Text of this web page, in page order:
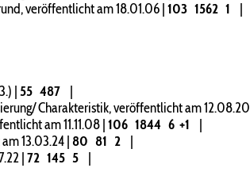
veröffentlicht am 18.01.06|103 1562 1
|
| 55 487
|
Charakteristik, veröffentlicht am 12.08.20
am 11.11.08|106 1844 6 +1
|
13.03.24|80 81 2
|
|72 145 5
|